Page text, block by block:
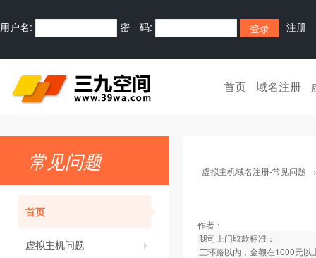
用户名: 密 码: 注册
首页 域名注册
常见问题
首页
虚拟主机问题
虚拟主机域名注册-常见问题
作者：
我司上门取款标准：
三环路以内，金额在1000元以